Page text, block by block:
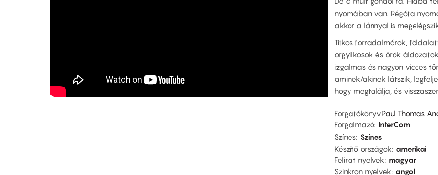
nyomában van. Régóta
akkor a lánnyal is
Titkos forradalmárok,
orgyilkosok és örök
izgalmas és nagyon vicces
aminek/akinek látszik,
hogy megtalálja, és
ForgatókönyvPaul Thomas
Forgalmazó InterCom
Színes Színes
Készítő országok
amerikai
Felirat nyelvek
magyar
Szinkron nyelvek
angol